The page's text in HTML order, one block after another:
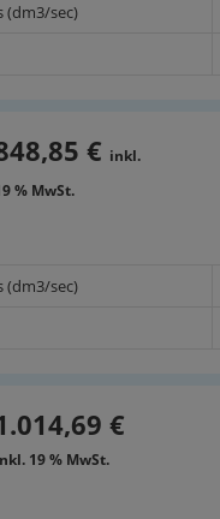
(dm3/sec)
€ inkl.
% MwSt.
(dm3/sec)
€
19 % MwSt.